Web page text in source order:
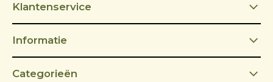
Klantenservice
Informatie
Categorieën